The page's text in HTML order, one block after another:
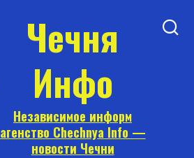
Чечня
Инфо
Независимое информ
агенство Chechnya Info —
новости Чечни